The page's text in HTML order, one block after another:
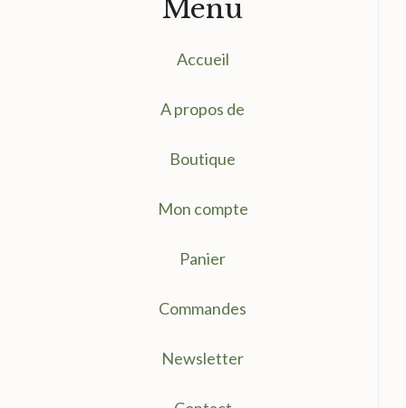
Menu
Accueil
A propos de
Boutique
Mon compte
Panier
Commandes
Newsletter